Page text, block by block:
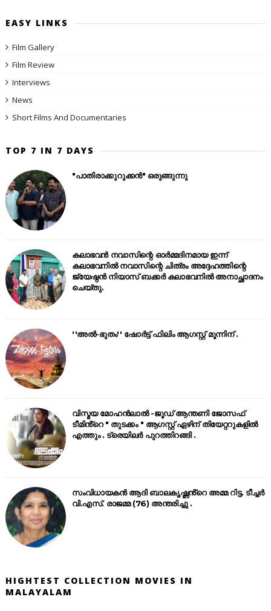
EASY LINKS
Film Gallery
Film Review
Interviews
News
Short Films And Documentaries
TOP 7 IN 7 DAYS
"പാതിരാക്കുറുക്കൻ" ഒരുങ്ങുന്നു
കലാഭവൻ നവാസിന്റെ ഓർമ്മദിനമായ ഇന്ന്
കലാഭവനിൽ നവാസിന്റെ ചിത്രം അദ്ദേഹത്തിന്റെ
ജ്യേഷ്ഠൻ നിയാസ് ബക്കർ കലാഭവനിൽ അനാച്ഛാദനം
ചെയ്തു.
''അൽ-ഭുതം'' ഷോർട്ട് ഫിലിം ആഗസ്റ്റ് മൂന്നിന് .
വിസ്മയ മോഹൻലാൽ -ജൂഡ് ആന്തണി ജോസഫ്
ടീമിൻ്റെ " തുടക്കം " ആഗസ്റ്റ് ഏഴിന് തിയേറ്ററുകളിൽ
എത്തും . ട്രെയിലർ പുറത്തിറങ്ങി .
സംവിധായകൻ ആദി ബാലകൃഷ്ണൻ്റെ അമ്മ റിട്ട. ടീച്ചർ
വി.എസ്. രാജമ്മ (76) അന്തരിച്ചു .
HIGHTEST COLLECTION MOVIES IN
MALAYALAM